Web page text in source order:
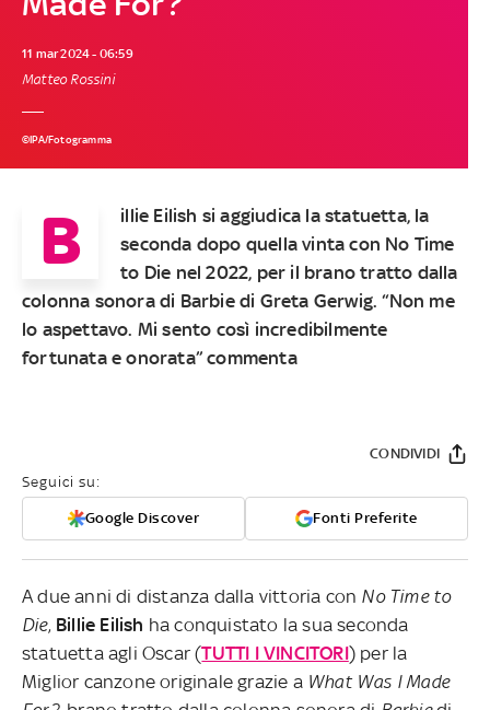
11 mar 2024 - 06:59
Matteo Rossini
©IPA/Fotogramma
B
illie Eilish si aggiudica la statuetta, la
seconda dopo quella vinta con No Time
to Die nel 2022, per il brano tratto dalla
colonna sonora di Barbie di Greta Gerwig. “Non me
lo aspettavo. Mi sento così incredibilmente
fortunata e onorata” commenta
Seguici su:
Google Discover Fonti Preferite
CONDIVIDI
A due anni di distanza dalla vittoria con No Time to
Die, Billie Eilish ha conquistato la sua seconda
statuetta agli Oscar (TUTTI I VINCITORI) per la
Miglior canzone originale grazie a What Was I Made